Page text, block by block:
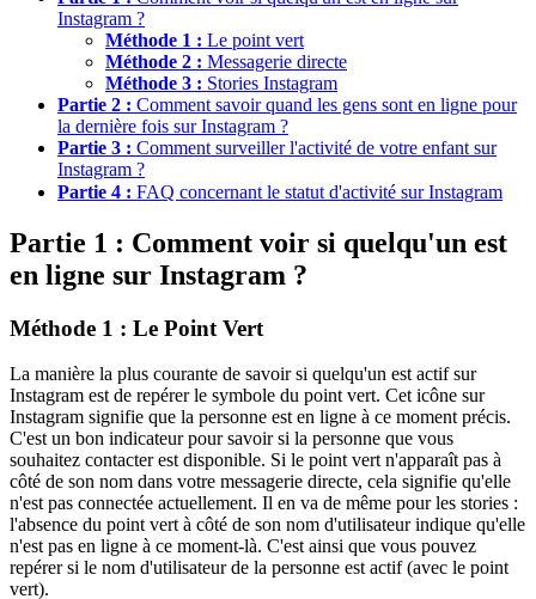
Instagram ?
Méthode 1 : Le point vert
Méthode 2 : Messagerie directe
Méthode 3 : Stories Instagram
Partie 2 : Comment savoir quand les gens sont en ligne pour
la dernière fois sur Instagram ?
Partie 3 : Comment surveiller l'activité de votre enfant sur
Instagram ?
Partie 4 : FAQ concernant le statut d'activité sur Instagram
Partie 1 : Comment voir si quelqu'un est
en ligne sur Instagram ?
Méthode 1 : Le Point Vert
La manière la plus courante de savoir si quelqu'un est actif sur
Instagram est de repérer le symbole du point vert. Cet icône sur
Instagram signifie que la personne est en ligne à ce moment précis.
C'est un bon indicateur pour savoir si la personne que vous
souhaitez contacter est disponible. Si le point vert n'apparaît pas à
côté de son nom dans votre messagerie directe, cela signifie qu'elle
n'est pas connectée actuellement. Il en va de même pour les stories :
l'absence du point vert à côté de son nom d'utilisateur indique qu'elle
n'est pas en ligne à ce moment-là. C'est ainsi que vous pouvez
repérer si le nom d'utilisateur de la personne est actif (avec le point
vert).